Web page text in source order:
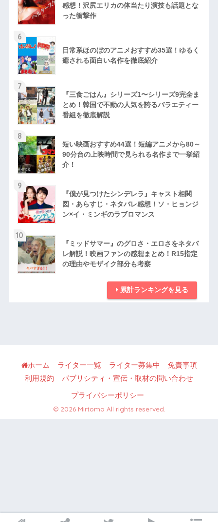
感想！沢尻エリカの体当たり演技も話題とな
った衝撃作
6
日常系ほのぼのアニメおすすめ35選！ゆるく
癒される面白い名作を徹底紹介
7
『三食ごはん』シリーズ1〜シリーズ9完全ま
とめ！韓国で不動の人気を誇るバラエティー
番組を徹底解説
8
短い映画おすすめ44選！短編アニメから80～
90分台の上映時間で見られる名作まで一挙紹
介！
9
『僕が見つけたシンデレラ』キャスト相関
図・あらすじ・ネタバレ感想！ソ・ヒョンジ
ン×イ・ミンギのラブロマンス
10
『ミッドサマー』のグロさ・エロさをネタバ
レ解説！映画ファンの感想まとめ！R15指定
の理由やモザイク部分も考察
累計ランキングを見る
ホーム ライター一覧 ライター募集中
免責事項
利用規約
パブリシティ・宣伝・取材の問い合わせ
プライバシーポリシー
© 2026 Mirtomo All rights reserved.